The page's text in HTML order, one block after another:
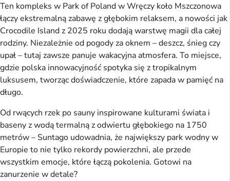
Ten kompleks w Park of Poland w Wręczy koło Mszczonowa
łączy ekstremalną zabawę z głębokim relaksem, a nowości jak
Crocodile Island z 2025 roku dodają warstwę magii dla całej
rodziny. Niezależnie od pogody za oknem – deszcz, śnieg czy
upał – tutaj zawsze panuje wakacyjna atmosfera. To miejsce,
gdzie polska innowacyjność spotyka się z tropikalnym
luksusem, tworząc doświadczenie, które zapada w pamięć na
długo.
Od rwących rzek po sauny inspirowane kulturami świata i
baseny z wodą termalną z odwiertu głębokiego na 1750
metrów – Suntago udowadnia, że największy park wodny w
Europie to nie tylko rekordy powierzchni, ale przede
wszystkim emocje, które łączą pokolenia. Gotowi na
zanurzenie w detale?